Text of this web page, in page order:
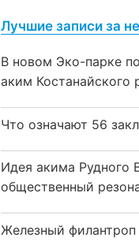
Лучшие записи за
В новом Эко-парке
аким Костанайского
Что означают 56
Идея акима Рудного
общественный
Железный филантроп